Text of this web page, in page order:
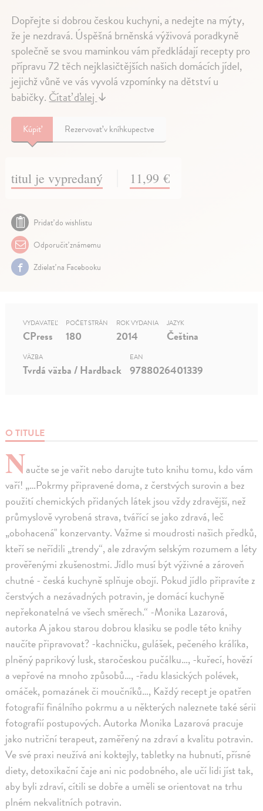
Dopřejte si dobrou českou kuchyni, a nedejte na mýty,
že je nezdravá. Úspěšná brněnská výživová poradkyně
společně se svou maminkou vám předkládají recepty pro
přípravu 72 těch nejklasičtějších našich domácích jídel,
jejichž vůně ve vás vyvolá vzpomínky na dětství u
babičky. Čítať ďalej ↓
Kúpiť Rezervovať v kníhkupectve
titul je vypredaný 11,99 €
Pridať do wishlistu
Odporučiť známemu
Zdielať na Facebooku
O TITULE
Naučte se je vařit nebo darujte tuto knihu tomu, kdo vám
vaří! „…Pokrmy připravené doma, z čerstvých surovin a bez
použití chemických přidaných látek jsou vždy zdravější, než
průmyslově vyrobená strava, tvářící se jako zdravá, leč
„obohacená" konzervanty. Važme si moudrosti našich předků,
kteří se neřídili „trendy“, ale zdravým selským rozumem a léty
prověřenými zkušenostmi. Jídlo musí být výživné a zároveň
chutné - česká kuchyně splňuje obojí. Pokud jídlo připravíte z
čerstvých a nezávadných potravin, je domácí kuchyně
nepřekonatelná ve všech směrech.“ -Monika Lazarová,
autorka A jakou starou dobrou klasiku se podle této knihy
naučíte připravovat? -kachničku, gulášek, pečeného králíka,
plněný paprikový lusk, staročeskou pučálku…, -kuřecí, hovězí
a vepřové na mnoho způsobů…, -řadu klasických polévek,
omáček, pomazánek či moučníků…, Každý recept je opatřen
fotografií finálního pokrmu a u některých naleznete také sérii
fotografií postupových. Autorka Monika Lazarová pracuje
jako nutriční terapeut, zaměřený na zdraví a kvalitu potravin.
Ve své praxi neužívá ani koktejly, tabletky na hubnutí, přísné
diety, detoxikační čaje ani nic podobného, ale učí lidi jíst tak,
aby byli zdraví, cítili se dobře a uměli se orientovat na trhu
plném nekvalitních potravin.
VYDAVATEĽ
CPress
POČET STRÁN
180
ROK VYDANIA
2014
JAZYK
Čeština
VÄZBA
Tvrdá väzba / Hardback
EAN
9788026401339